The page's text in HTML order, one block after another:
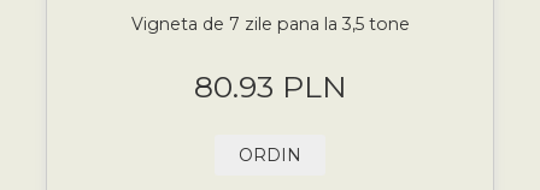
Vigneta de 7 zile pana la 3,5 tone
80.93 PLN
ORDIN